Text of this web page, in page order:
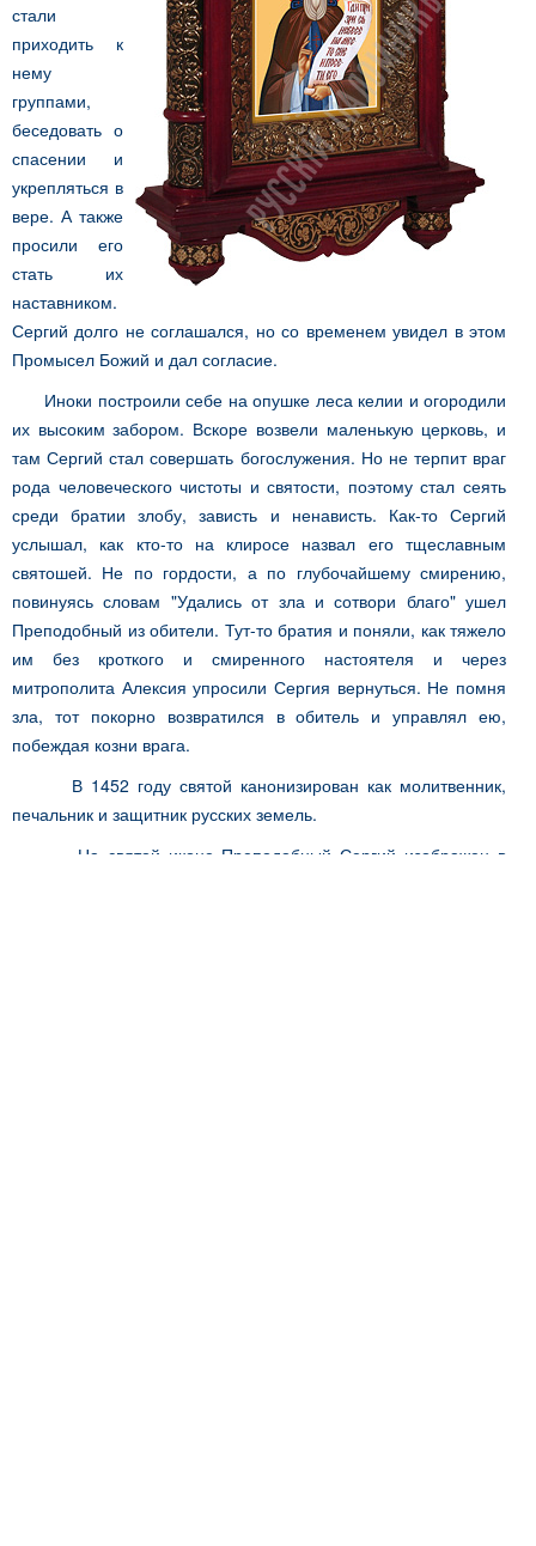
стали
приходить к
нему
группами,
беседовать о
спасении и
укрепляться в
вере. А также
просили его
стать их
наставником.
Сергий долго не соглашался, но со временем увидел в этом
Промысел Божий и дал согласие.
Иноки построили себе на опушке леса келии и огородили
их высоким забором. Вскоре возвели маленькую церковь, и
там Сергий стал совершать богослужения. Но не терпит враг
рода человеческого чистоты и святости, поэтому стал сеять
среди братии злобу, зависть и ненависть. Как-то Сергий
услышал, как кто-то на клиросе назвал его тщеславным
святошей. Не по гордости, а по глубочайшему смирению,
повинуясь словам "Удались от зла и сотвори благо" ушел
Преподобный из обители. Тут-то братия и поняли, как тяжело
им без кроткого и смиренного настоятеля и через
митрополита Алексия упросили Сергия вернуться. Не помня
зла, тот покорно возвратился в обитель и управлял ею,
побеждая козни врага.
В 1452 году святой канонизирован как молитвенник,
печальник и защитник русских земель.
На святой иконе Преподобный Сергий изображен в